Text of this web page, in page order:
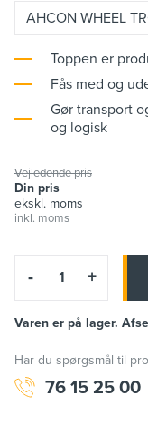
Toppen er
Fås med og
Gør transport
og logisk
Vejledende pris
Din pris
ekskl. moms
inkl. moms
- +
Varen er på lager.
Har du spørgsmål til
76 15 25 00